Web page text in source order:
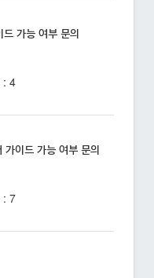
가능 여부 문의
: 4
이드 가능 여부 문의
: 7